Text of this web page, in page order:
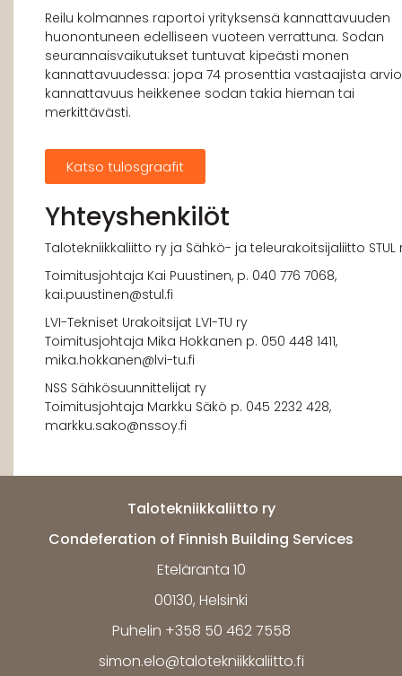
Reilu kolmannes raportoi yrityksensä kannattavuuden
huonontuneen edelliseen vuoteen verrattuna. Sodan
seurannaisvaikutukset tuntuvat kipeästi monen
kannattavuudessa: jopa 74 prosenttia vastaajista
kannattavuus heikkenee sodan takia hieman tai
merkittävästi.
Katso tulosgraafit
Yhteyshenkilöt
Talotekniikkaliitto ry ja Sähkö- ja teleurakoitsijaliitto STUL
Toimitusjohtaja Kai Puustinen, p. 040 776 7068,
kai.puustinen@stul.fi
LVI-Tekniset Urakoitsijat LVI-TU ry
Toimitusjohtaja Mika Hokkanen p. 050 448 1411,
mika.hokkanen@lvi-tu.fi
NSS Sähkösuunnittelijat ry
Toimitusjohtaja Markku Säkö p. 045 2232 428,
markku.sako@nssoy.fi
Talotekniikkaliitto ry
Condeferation of Finnish Building Services
Eteläranta 10
00130, Helsinki
Puhelin +358 50 462 7558
simon.elo@talotekniikkaliitto.fi